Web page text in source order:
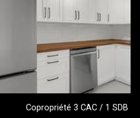
Copropriété 3 CAC / 1 SDB